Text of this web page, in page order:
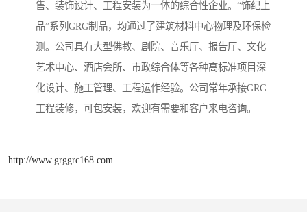
售、装饰设计、工程安装为一体的综合性企业。“饰纪上
品”系列GRG制品，均通过了建筑材料中心物理及环保检
测。公司具有大型佛教、剧院、音乐厅、报告厅、文化
艺术中心、酒店会所、市政综合体等各种高标准项目深
化设计、施工管理、工程运作经验。公司常年承接GRG
工程装修，可包安装，欢迎有需要和客户来电咨询。
http://www.grggrc168.com